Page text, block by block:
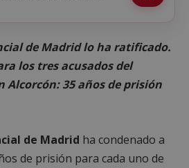
de Madrid lo ha ratificado.
los tres acusados del
Alcorcón: 35 años de prisión
de Madrid ha condenado a
de prisión para cada uno de